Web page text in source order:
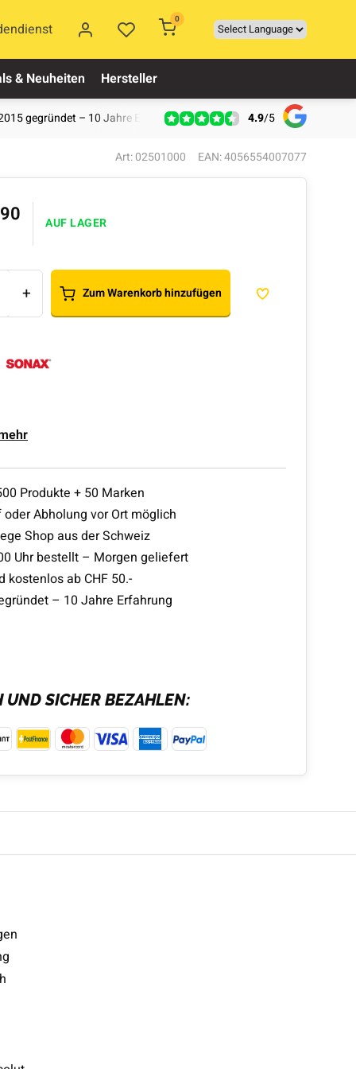
0
& Neuheiten Hersteller
gegründet – 10 Jahre Erfahrung 4.9/5
Art: 02501000 EAN: 4056554007077
AUF LAGER
+ Zum Warenkorb hinzufügen
Produkte + 50 Marken
oder Abholung vor Ort möglich
Shop aus der Schweiz
Uhr bestellt – Morgen geliefert
kostenlos ab CHF 50.-
– 10 Jahre Erfahrung
UND SICHER BEZAHLEN: